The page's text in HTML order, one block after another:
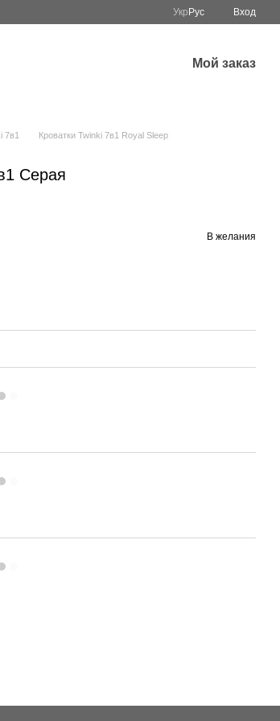
Укр Рус Вход
Мой заказ
7в1
Кроватки Twinki 7в1 Royal Sleep
Серая
В желания